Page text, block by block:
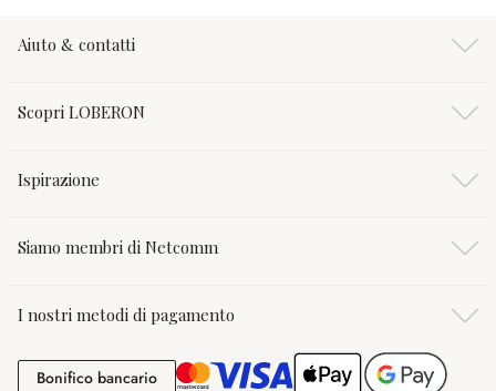
Aiuto & contatti
Scopri LOBERON
Ispirazione
Siamo membri di Netcomm
I nostri metodi di pagamento
Bonifico bancarioBonifico bancario